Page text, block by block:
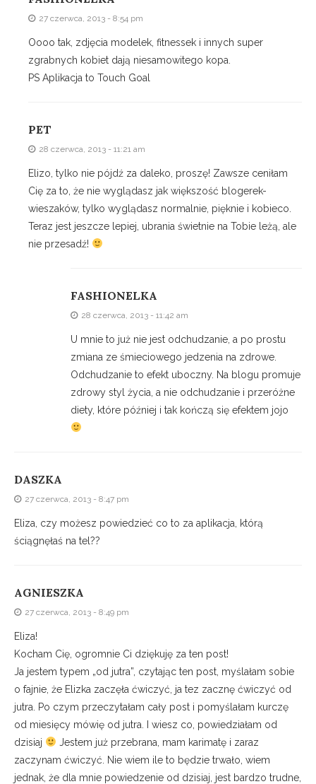
27 czerwca, 2013 - 8:54 pm
Oooo tak, zdjęcia modelek, fitnessek i innych super
zgrabnych kobiet dają niesamowitego kopa.
PS Aplikacja to Touch Goal
PET
28 czerwca, 2013 - 11:21 am
Elizo, tylko nie pójdź za daleko, proszę! Zawsze ceniłam
Cię za to, że nie wyglądasz jak większość blogerek-
wieszaków, tylko wyglądasz normalnie, pięknie i kobieco.
Teraz jest jeszcze lepiej, ubrania świetnie na Tobie leżą, ale
nie przesadź!
FASHIONELKA
28 czerwca, 2013 - 11:42 am
U mnie to już nie jest odchudzanie, a po prostu
zmiana ze śmieciowego jedzenia na zdrowe.
Odchudzanie to efekt uboczny. Na blogu promuje
zdrowy styl życia, a nie odchudzanie i przeróżne
diety, które później i tak kończą się efektem jojo
DASZKA
27 czerwca, 2013 - 8:47 pm
Eliza, czy możesz powiedzieć co to za aplikacja, którą
ściągnęłaś na tel??
AGNIESZKA
27 czerwca, 2013 - 8:49 pm
Eliza!
Kocham Cię, ogromnie Ci dziękuję za ten post!
Ja jestem typem „od jutra”, czytając ten post, myślałam sobie
o fajnie, że Elizka zaczęła ćwiczyć, ja tez zacznę ćwiczyć od
jutra. Po czym przeczytałam cały post i pomyślałam kurczę
od miesięcy mówię od jutra. I wiesz co, powiedziałam od
dzisiaj
Jestem już przebrana, mam karimatę i zaraz
zaczynam ćwiczyć. Nie wiem ile to będzie trwało, wiem
jednak, że dla mnie powiedzenie od dzisiaj, jest bardzo trudne,